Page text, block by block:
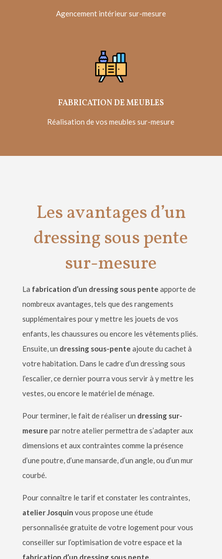
Agencement intérieur sur-mesure
FABRICATION DE MEUBLES
Réalisation de vos meubles sur-mesure
Les avantages d’un
dressing sous pente
sur-mesure
La fabrication d’un dressing sous pente apporte de
nombreux avantages, tels que des rangements
supplémentaires pour y mettre les jouets de vos
enfants, les chaussures ou encore les vêtements pliés.
Ensuite, un dressing sous-pente ajoute du cachetà
votre habitation. Dans le cadre d’un dressing sous
l’escalier, ce dernier pourra vous servirà y mettre les
vestes, ou encore le matériel de ménage.
Pour terminer, le fait de réaliser un dressing sur-
mesure par notre atelier permettra de s’adapter aux
dimensions et aux contraintes comme la présence
d’une poutre, d’une mansarde, d’un angle, ou d’un mur
courbé.
Pour connaître le tarif et constater les contraintes,
atelier Josquin vous propose une étude
personnalisée gratuite de votre logement pour vous
conseiller sur l’optimisation de votre espace et la
fabrication d’un dressing sous pente.